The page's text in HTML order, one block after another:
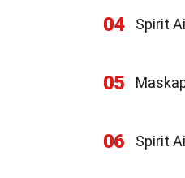
04 Spirit
05
06 Spirit